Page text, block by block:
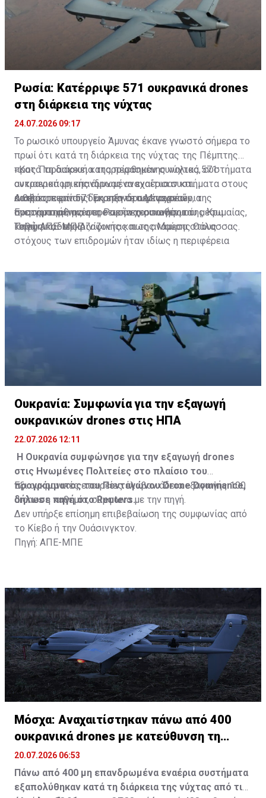
Ρωσία: Κατέρριψε 571 ουκρανικά drones
στη διάρκεια της νύχτας
24.07.2026 09:17
Το ρωσικό υπουργείο Άμυνας έκανε γνωστό σήμερα το
πρωί ότι κατά τη διάρκεια της νύχτας της Πέμπτης
προς Παρασκευή καταρρίφθηκαν συνολικά 571
ουκρανικά μη επανδρωμένα εναέρια συστήματα στους
αιθέρες περίπου δεκαπέντε περιφερειών, της
προσαρτημένης στη Ρωσία χερσονήσου της Κριμαίας,
καθώς και της Αζοφικής και της Μαύρης Θάλασσας.
«Κατά τη διάρκεια της περασμένης νύχτας, συστήματα
αντιαεροπορικής άμυνας αναχαίτισαν και
κατέστρεψαν 571 μη επανδρωμένα εναέρια
συστήματα», ανέφερε σε ανακοινωθέν του μέσω
Telegram, διευκρινίζοντας πως ανάμεσα στους
στόχους των επιδρομών ήταν ιδίως η περιφέρεια
εμπορίου Wildberries, σύμφωνα με δημοσιεύματα
ρωσικών ΜΜΕ.
Διαβάστε επίσης:Έκρηξη στο Μπαχρέιν-
Ενεργοποιήθηκαν οι σειρήνες συναγερμού
Πηγή: ΑΠΕ-ΜΠΕ
Ουκρανία: Συμφωνία για την εξαγωγή
ουκρανικών drones στις ΗΠΑ
22.07.2026 12:11
Η Ουκρανία συμφώνησε για την εξαγωγή drones
στις Ηνωμένες Πολιτείες στο πλαίσιο του
προγράμματος του Πενταγώνου Drone Dominance,
δήλωσε πηγή στο Reuters.
Εξι ουκρανικές εταιρείες έλαβαν άδεια εξαγωγής 100
drones η καθεμία, σύμφωνα με την πηγή.
Δεν υπήρξε επίσημη επιβεβαίωση της συμφωνίας από
το Κίεβο ή την Ουάσινγκτον.
Πηγή: ΑΠΕ-ΜΠΕ
Μόσχα: Αναχαιτίστηκαν πάνω από 400
ουκρανικά drones με κατεύθυνση τη
Ρωσία
20.07.2026 06:53
Πάνω από 400 μη επανδρωμένα εναέρια συστήματα
εξαπολύθηκαν κατά τη διάρκεια της νύχτας από τις